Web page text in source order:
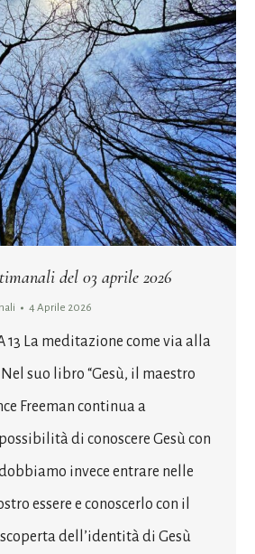
del 03 aprile 2026
4 Aprile 2026
13 La meditazione come via alla
suo libro “Gesù, il maestro
Freeman continua a
di conoscere Gesù con
invece entrare nelle
essere e conoscerlo con il
scoperta dell’identità di Gesù